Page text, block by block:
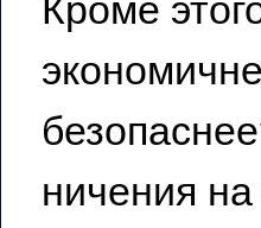
Кроме
ничения